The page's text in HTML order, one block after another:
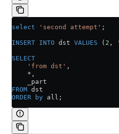
select 'second attempt' ;
INSERT INTO dst VALUES ( 2 ,
SELECT
    'from dst'
,
    *
,
    _part
FROM dst
ORDER by all;